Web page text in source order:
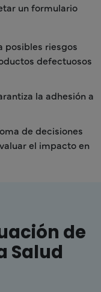
un formulario
posibles riesgos
defectuosos
la adhesión a
de decisiones
el impacto en
de
Salud